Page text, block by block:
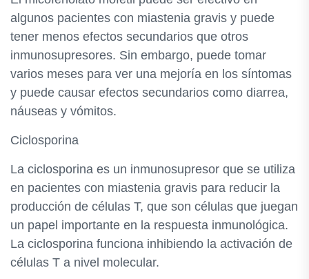
algunos pacientes con miastenia gravis y puede
tener menos efectos secundarios que otros
inmunosupresores. Sin embargo, puede tomar
varios meses para ver una mejoría en los síntomas
y puede causar efectos secundarios como diarrea,
náuseas y vómitos.
Ciclosporina
La ciclosporina es un inmunosupresor que se utiliza
en pacientes con miastenia gravis para reducir la
producción de células T, que son células que juegan
un papel importante en la respuesta inmunológica.
La ciclosporina funciona inhibiendo la activación de
células T a nivel molecular.